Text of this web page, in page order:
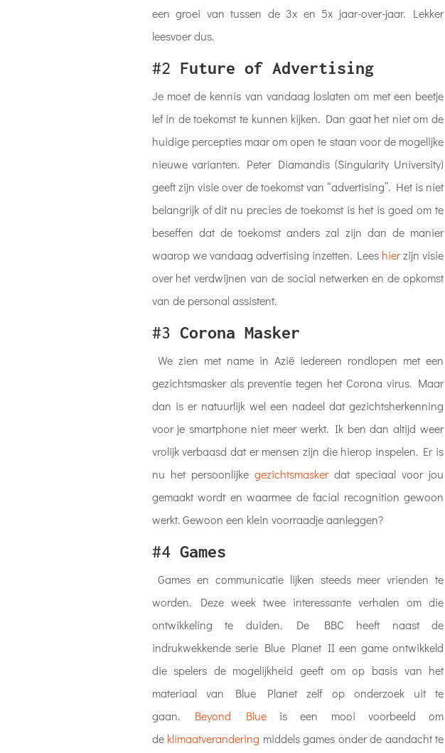
een groei van tussen de 3x en 5x jaar-over-jaar. Lekker
leesvoer dus.
#2 Future of Advertising
Je moet de kennis van vandaag loslaten om met een beetje
lef in de toekomst te kunnen kijken. Dan gaat het niet om de
huidige percepties maar om open te staan voor de mogelijke
nieuwe varianten. Peter Diamandis (Singularity University)
geeft zijn visie over de toekomst van “advertising”. Het is niet
belangrijk of dit nu precies de toekomst is het is goed om te
beseffen dat de toekomst anders zal zijn dan de manier
waarop we vandaag advertising inzetten. Lees hierzijn visie
over het verdwijnen van de social netwerken en de opkomst
van de personal assistent.
#3 Corona Masker
We zien met name in Azië iedereen rondlopen met een
gezichtsmasker als preventie tegen het Corona virus. Maar
dan is er natuurlijk wel een nadeel dat gezichtsherkenning
voor je smartphone niet meer werkt. Ik ben dan altijd weer
vrolijk verbaasd dat er mensen zijn die hierop inspelen. Er is
nu het persoonlijke gezichtsmaskerdat speciaal voor jou
gemaakt wordt en waarmee de facial recognition gewoon
werkt. Gewoon een klein voorraadje aanleggen?
#4 Games
Games en communicatie lijken steeds meer vrienden te
worden. Deze week twee interessante verhalen om die
ontwikkeling te duiden. De BBC heeft naast de
indrukwekkende serie Blue Planet II een game ontwikkeld
die spelers de mogelijkheid geeft om op basis van het
materiaal van Blue Planet zelf op onderzoek uit te
gaan. Beyond Blue is een mooi voorbeeld om
de klimaatverandering middels games onder de aandacht te